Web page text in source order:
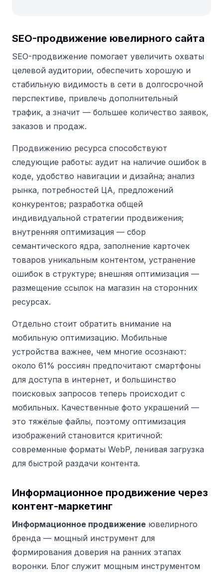
SEO-продвижение ювелирного сайта
SEO-продвижение помогает увеличить охваты
целевой аудитории, обеспечить хорошую и
стабильную видимость в сети в долгосрочной
перспективе, привлечь дополнительный
трафик, а значит — большее количество заявок,
заказов и продаж.
Продвижению ресурса способствуют
следующие работы: аудит на наличие ошибок в
коде, удобство навигации и дизайна; анализ
рынка, потребностей ЦА, предложений
конкурентов; разработка общей
индивидуальной стратегии продвижения;
внутренняя оптимизация — сбор
семантического ядра, заполнение карточек
товаров уникальным контентом, устранение
ошибок в структуре; внешняя оптимизация —
размещение ссылок на магазин на сторонних
ресурсах.
Отдельно стоит обратить внимание на
мобильную оптимизацию. Мобильные
устройства важнее, чем многие осознают:
около 61% россиян предпочитают смартфоны
для доступа в интернет, и большинство
поисковых запросов теперь происходит с
мобильных. Качественные фото украшений —
это тяжёлые файлы, поэтому оптимизация
изображений становится критичной:
современные форматы WebP, ленивая загрузка
для быстрой раздачи контента.
Информационное продвижение через
контент-маркетинг
Информационное продвижение ювелирного
бренда — мощный инструмент для
формирования доверия на ранних этапах
воронки. Блог служит мощным инструментом